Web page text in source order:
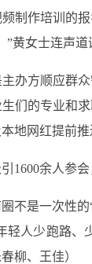
制作培训的
黄女士连声道
办方顺应群
们的专业和
地网红提前
1600余人参
不是一次性
轻人少跑路、
柳、王佳）